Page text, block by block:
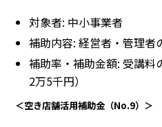
対象者: 中小事業者
補助内容: 経営者・管理者
補助率・補助金額: 受講
2万5千円）
＜空き店舗活用補助金（No.9）＞